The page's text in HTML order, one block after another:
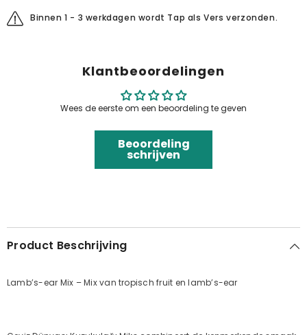
Binnen 1 - 3 werkdagen wordt Tap als Vers verzonden.
Klantbeoordelingen
Wees de eerste om een beoordeling te geven
Beoordeling
schrijven
Product Beschrijving
Lamb’s-ear Mix – Mix van tropisch fruit en lamb’s-ear